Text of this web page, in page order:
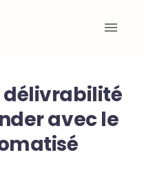
délivrabilité
avec le